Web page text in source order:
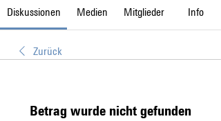
Diskussionen Medien Mitglieder Info
Zurück
Betrag wurde nicht gefunden